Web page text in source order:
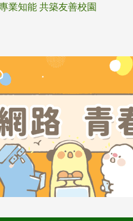
業知能 共築友善校園